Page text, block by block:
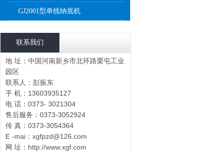
GJ2001型单线纳底机
联系我们
地 址：中国河南新乡市北环路栗屯工业
园区
联系人：彭振东
手 机：13603935127
电 话：0373- 3021304
售后服务：0373-3052924
传 真：0373-3054364
E -mai：xgfpzd@126.com
网 址：http://www.xgf.com